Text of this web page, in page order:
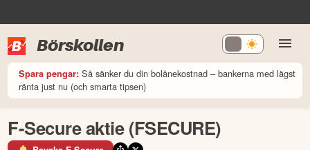
Börskollen
Spara pengar: Så sänker du din bolånekostnad – bankerna med lägst
ränta just nu (och smarta tipsen)
F-Secure aktie (FSECURE)